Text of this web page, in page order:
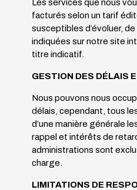
Les services que nous
facturés selon un tarif
susceptibles d’évoluer,
indiquées sur notre site
titre indicatif.
GESTION DES DÉLAIS
Nous pouvons nous
délais, cependant, tous
d’une manière générale
rappel et intérêts de
administrations sont
charge.
LIMITATIONS DE